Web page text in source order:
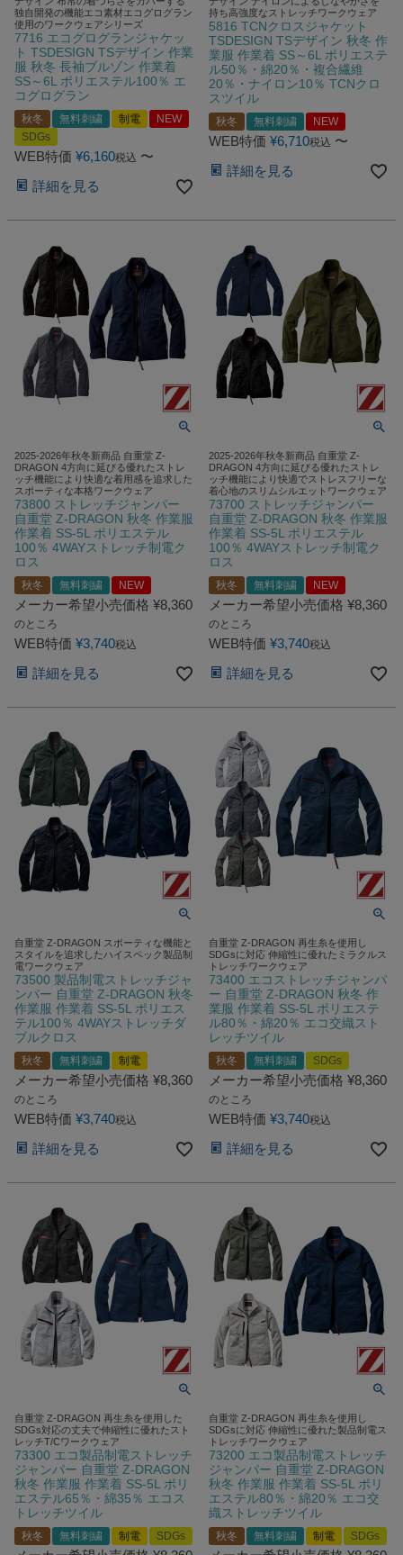
独自開発の機能エコ素材エコグログラン
使用のワークウェアシリーズ
7716 エコグログランジャケッ
ト TSDESIGN TSデザイン 作業
服 秋冬 長袖ブルゾン 作業着
SS～6L ポリエステル100％ エ
コグログラン
秋冬 無料刺繍 制電
NEW
SDGs
WEB特価 ¥6,160税込 〜
詳細を見る
持ち高強度なストレッチワークウェア
5816 TCNクロスジャケット
TSDESIGN TSデザイン 秋冬 作
業服 作業着 SS～6L ポリエステ
ル50％・綿20％・複合繊維
20％・ナイロン10％ TCNクロ
スツイル
秋冬 無料刺繍 NEW
WEB特価 ¥6,710税込 〜
詳細を見る
2025-2026年秋冬新商品 自重堂 Z-
DRAGON 4方向に延びる優れたストレ
ッチ機能により快適な着用感を追求した
スポーティな本格ワークウェア
73800 ストレッチジャンパー
自重堂 Z-DRAGON 秋冬 作業服
作業着 SS-5L ポリエステル
100％ 4WAYストレッチ制電ク
ロス
秋冬 無料刺繍 NEW
メーカー希望小売価格 ¥8,360
のところ
WEB特価 ¥3,740税込
詳細を見る
2025-2026年秋冬新商品 自重堂 Z-
DRAGON 4方向に延びる優れたストレ
ッチ機能により快適でストレスフリーな
着心地のスリムシルエットワークウェア
73700 ストレッチジャンパー
自重堂 Z-DRAGON 秋冬 作業服
作業着 SS-5L ポリエステル
100％ 4WAYストレッチ制電ク
ロス
秋冬 無料刺繍 NEW
メーカー希望小売価格 ¥8,360
のところ
WEB特価 ¥3,740税込
詳細を見る
自重堂 Z-DRAGON スポーティな機能と
スタイルを追求したハイスペック製品制
電ワークウェア
73500 製品制電ストレッチジャ
ンパー 自重堂 Z-DRAGON 秋冬
作業服 作業着 SS-5L ポリエス
テル100％ 4WAYストレッチダ
ブルクロス
秋冬 無料刺繍 制電
メーカー希望小売価格 ¥8,360
のところ
WEB特価 ¥3,740税込
詳細を見る
自重堂 Z-DRAGON 再生糸を使用し
SDGsに対応 伸縮性に優れたミラクルス
トレッチワークウェア
73400 エコストレッチジャンパ
ー 自重堂 Z-DRAGON 秋冬 作
業服 作業着 SS-5L ポリエステ
ル80％・綿20％ エコ交織スト
レッチツイル
秋冬 無料刺繍 SDGs
メーカー希望小売価格 ¥8,360
のところ
WEB特価 ¥3,740税込
詳細を見る
自重堂 Z-DRAGON 再生糸を使用した
SDGs対応の丈夫で伸縮性に優れたスト
レッチT/Cワークウェア
73300 エコ製品制電ストレッチ
ジャンパー 自重堂 Z-DRAGON
秋冬 作業服 作業着 SS-5L ポリ
エステル65％・綿35％ エコス
トレッチツイル
秋冬 無料刺繍 制電 SDGs
自重堂 Z-DRAGON 再生糸を使用し
SDGsに対応 伸縮性に優れた製品制電ス
トレッチワークウェア
73200 エコ製品制電ストレッチ
ジャンパー 自重堂 Z-DRAGON
秋冬 作業服 作業着 SS-5L ポリ
エステル80％・綿20％ エコ交
織ストレッチツイル
秋冬 無料刺繍 制電 SDGs